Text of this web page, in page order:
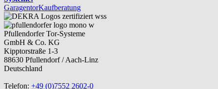
GaragentorKaufberatung
Pfullendorfer Tor-Systeme
GmbH & Co. KG
Kipptorstraße 1-3
88630 Pfullendorf / Aach-Linz
Deutschland
Telefon: +49 (0)7552 2602-0